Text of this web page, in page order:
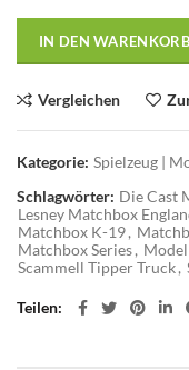
IN DEN WARENKORB
Vergleichen
Kategorie: Spielzeug |
Schlagwörter: Die Cast
Lesney Matchbox
Matchbox K-19,
Matchbox Series,
Scammell Tipper Truck,
Teilen